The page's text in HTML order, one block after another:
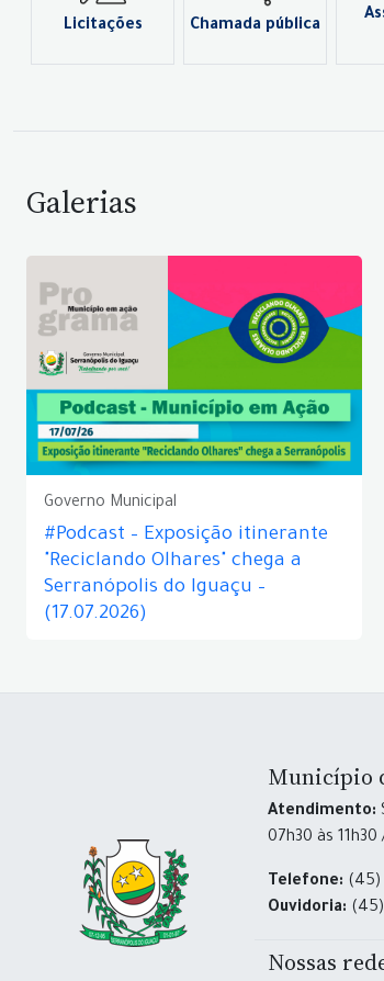
Licitações Chamada pública
Galerias
Governo Municipal
#Podcast – Exposição itinerante
"Reciclando Olhares" chega a
Serranópolis do Iguaçu –
(17.07.2026)
Município
Atendimento:
07h30 às 11h30
Telefone: (45)
Ouvidoria: (45)
Nossas